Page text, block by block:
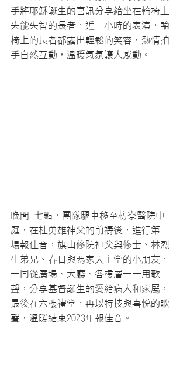
手將耶穌誕生的喜訊分享給坐在輪椅上
失能失智的長者，近一小時的表演，輪
椅上的長者都露出輕鬆的笑容，熱情拍
手自然互動，溫暖氣氛讓人感動。
晚間 七點，團隊驅車移至枋寮醫院中
庭，在杜勇雄神父的前禱後，進行第二
場報佳音，旗山修院神父與修士、林烈
生弟兄、春日與瑪家天主堂的小朋友，
一同從廣場、大廳、各樓層一一用歌
聲，分享基督誕生的愛給病人和家屬，
最後在六樓禮堂，再以特技與喜悅的歌
聲，溫暖結束2023年報佳音。